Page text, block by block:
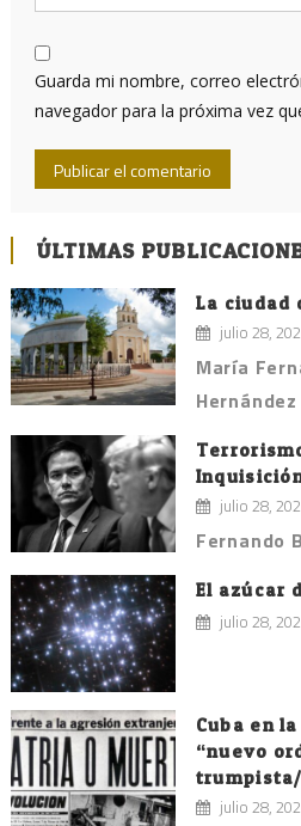
Guarda mi nombre, correo
navegador para la próxima vez
ÚLTIMAS
La ciudad
julio 28,
María
Hernández
julio 28,
Fernando
El azúcar
julio 28,
Cuba en
“nuevo
julio 28,